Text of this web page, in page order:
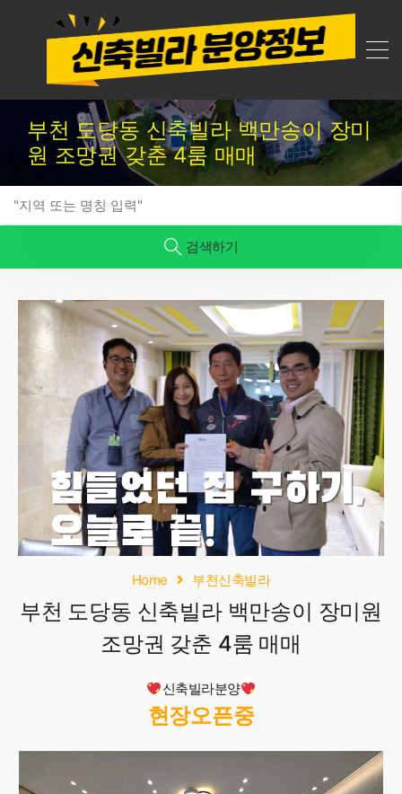
부천 도당동 신축빌라 백만송이 장미
원 조망권 갖춘 4룸 매매
검색하기
Home 부천신축빌라
부천 도당동 신축빌라 백만송이 장미원
조망권 갖춘 4룸 매매
신축빌라분양
현장오픈중